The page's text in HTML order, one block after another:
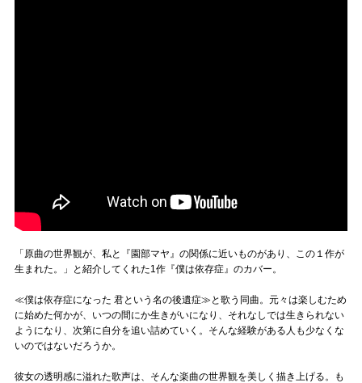
「原曲の世界観が、私と『園部マヤ』の関係に近いものがあり、この１作が
生まれた。」と紹介してくれた1作『僕は依存症』のカバー。
≪僕は依存症になった 君という名の後遺症≫と歌う同曲。元々は楽しむため
に始めた何かが、いつの間にか生きがいになり、それなしでは生きられない
ようになり、次第に自分を追い詰めていく。そんな経験がある人も少なくな
いのではないだろうか。
彼女の透明感に溢れた歌声は、そんな楽曲の世界観を美しく描き上げる。も